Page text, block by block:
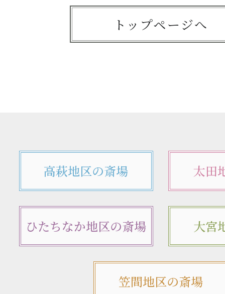
トップページへ
高萩地区の斎場 太田
ひたちなか地区の斎場 大宮
笠間地区の斎場